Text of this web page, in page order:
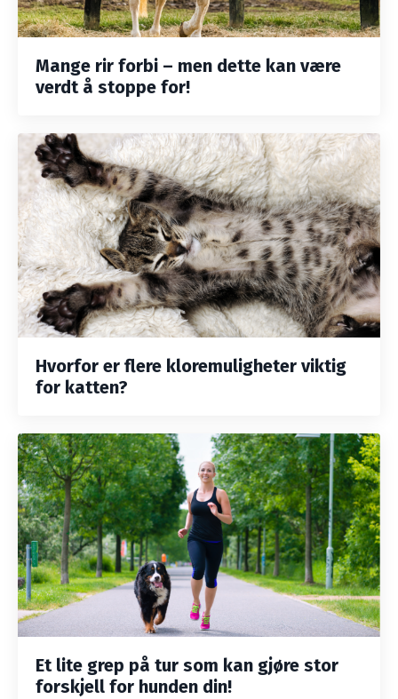
Mange rir forbi – men dette kan være
verdt å stoppe for!
Hvorfor er flere kloremuligheter viktig
for katten?
Et lite grep på tur som kan gjøre stor
forskjell for hunden din!